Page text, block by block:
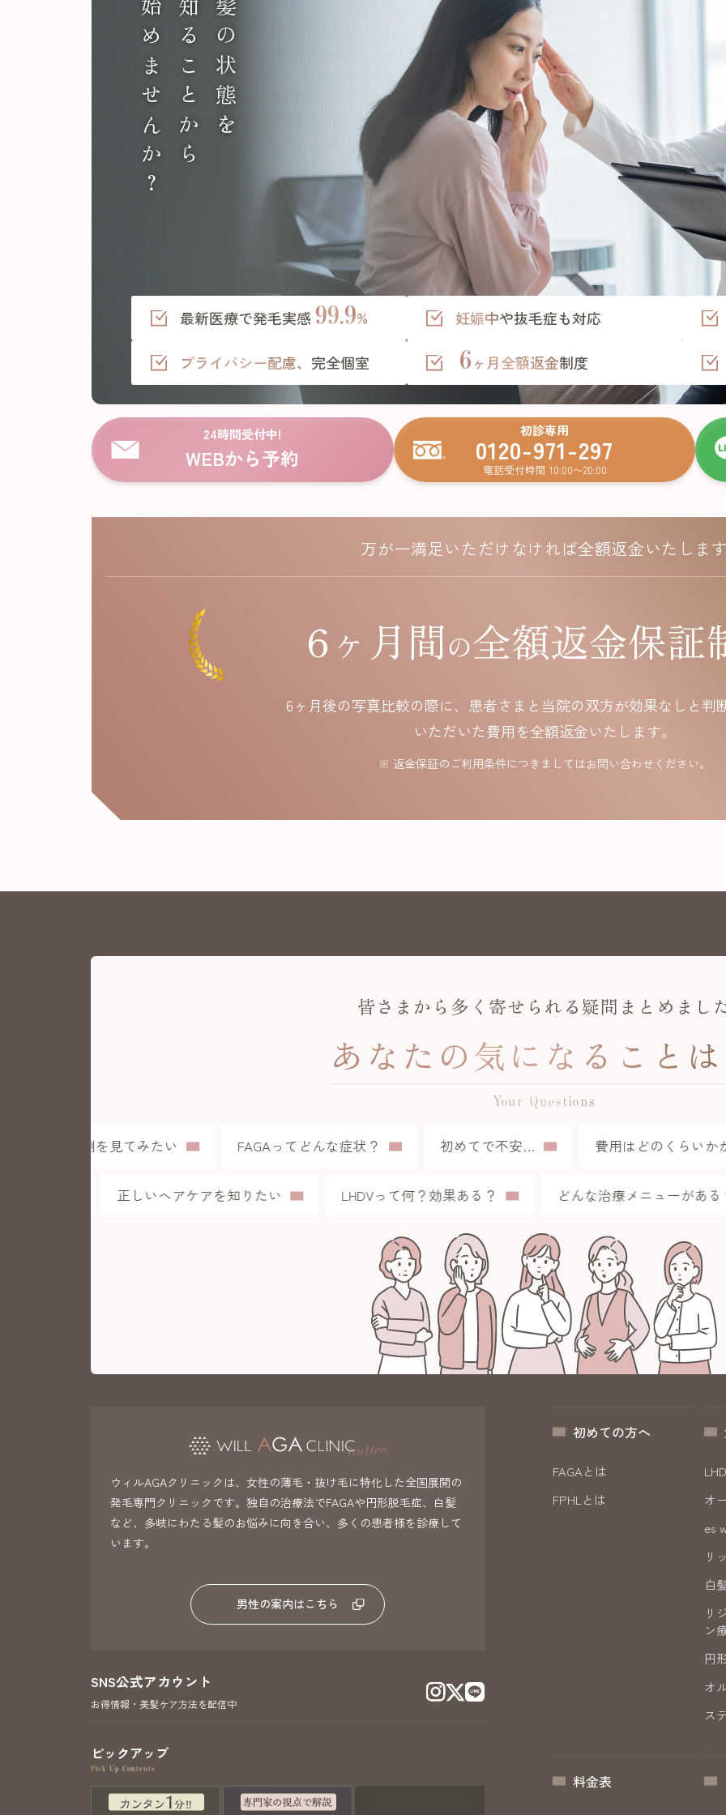
髪の状態を
知ることから
始めませんか？
最新医療で発毛実感99.9% 妊娠中や抜毛症も対応
プライバシー配慮、 完全個室 6ヶ月全額返金制度
24時間受付中!
WEBから予約
初診専用
0120-971-297
電話受付時間 10:00〜20:00
万が一満足いただけなければ全額返金いたしま
6ヶ月間の全額返金保証
6ヶ月後の写真比較の際に、 患者さまと当院の双方が効果なしと判
いただいた費用を全額返金いたします。
※ 返金保証のご利用条件につきましてはお問い合わせください。
皆さまから多く寄せられる疑問まとめまし
あなたの気になること
Your Questions
症例を見てみたい FAGAってどんな症状？ 初めてで不安… 費用はどのくらいか
正しいヘアケアを知りたい LHDVって何？効果ある？ どんな治療メニューがあ
ウィルAGAクリニックは、女性の薄毛・抜け毛に特化した全国展開の
発毛専門クリニックです。独自の治療法でFAGAや円形脱毛症、白髪
など、多岐にわたる髪のお悩みに向き合い、多くの患者様を診療して
います。
男性の案内はこちら
SNS公式アカウント
お得情報・美髪ケア方法を配信中
ピックアップ
Pick Up Contents
初めての方へ
FAGAとは
FPHLとは
オ
es
リ
白
リ
ン
円
オ
ス
料金表